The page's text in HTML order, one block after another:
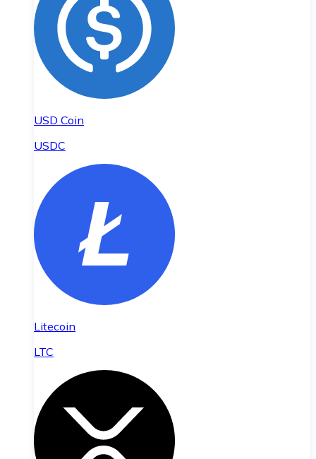
USD Coin
USDC
Litecoin
LTC